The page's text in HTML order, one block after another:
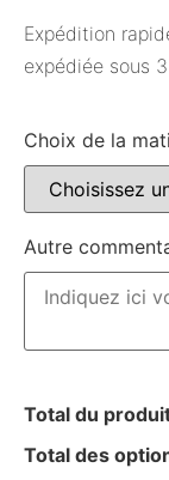
Expédition
expédiée sous
Choix de la
Autre
Total du
Total des